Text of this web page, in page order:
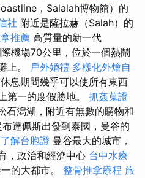
，Salalah博物館）的
社 附近是薩拉赫（Salah）的
推薦 高質量的新一代
機場70公里，位於一個熱鬧
上。 戶外婚禮 多樣化外燴自
息期間幾乎可以使所有東西
第一的度假勝地。 抓姦蒐證
石潟湖，附近有無數的購物和
達佩斯出發到泰國，曼谷的
解台胞證 曼谷最大的城市，
，政治和經濟中心 台中水療
的大都市。 整骨推拿療程 旅